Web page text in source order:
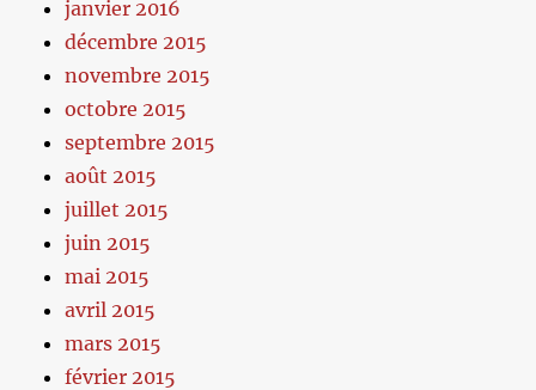
janvier 2016
décembre 2015
novembre 2015
octobre 2015
septembre 2015
août 2015
juillet 2015
juin 2015
mai 2015
avril 2015
mars 2015
février 2015